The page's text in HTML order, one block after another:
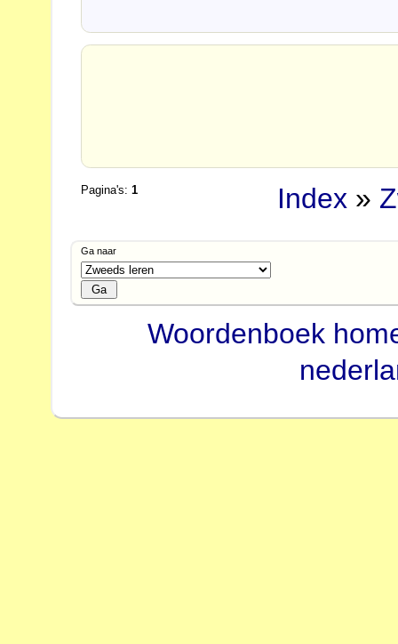
Pagina's:1 Index »
Ga naar
Woordenboek